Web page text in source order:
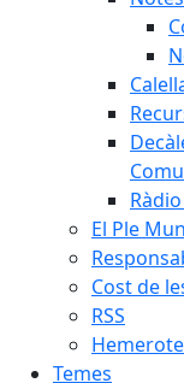
El Ple
Cost de
RSS
Temes